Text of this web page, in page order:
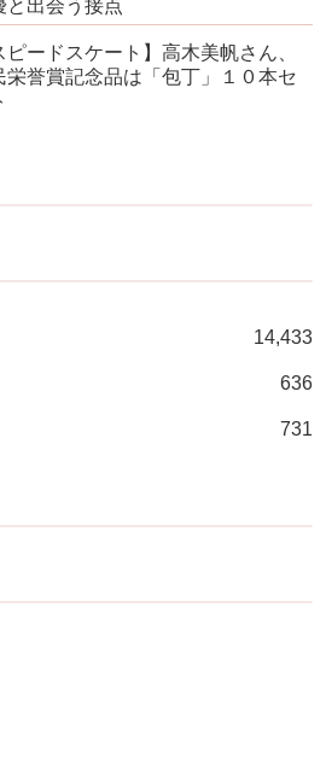
と出会う接点
ピードスケート】高木美帆さん、
栄誉賞記念品は「包丁」１０本セ
14,433
636
731